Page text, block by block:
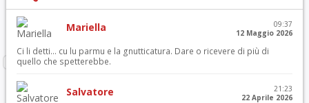
Mariella
09:37
12 Maggio 2026
Ci li detti… cu lu parmu e la gnutticatura. Dare o ricevere di più di
quello che spetterebbe.
Salvatore
21:23
22 Aprile 2026